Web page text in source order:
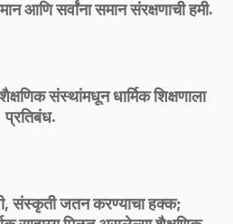
आणि सर्वांना समान संरक्षणाची हमी.
संस्थांमधून धार्मिक शिक्षणाला
प्रतिबंध.
संस्कृती जतन करण्याचा हक्क;